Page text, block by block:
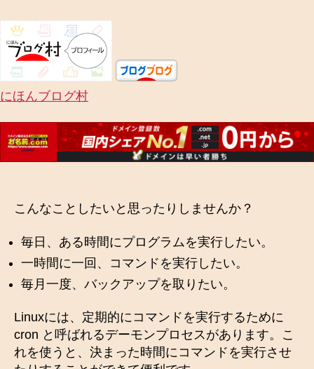
にほんブログ村
こんなことしたいと思ったりしませんか？
毎日、ある時間にプログラムを実行したい。
一時間に一回、コマンドを実行したい。
毎月一度、バックアップを取りたい。
Linuxには、定期的にコマンドを実行するために
cron と呼ばれるデーモンプロセスがあります。こ
れを使うと、決まった時間にコマンドを実行させ